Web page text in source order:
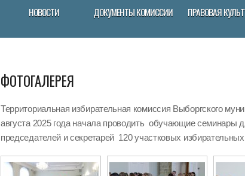
НОВОСТИ ДОКУМЕНТЫ КОМИССИИ ПРАВОВАЯ
ФОТОГАЛЕРЕЯ
Территориальная избирательная комиссия Выборгского
августа 2025 года начала проводить обучающие семинары
председателей и секретарей 120 участковых